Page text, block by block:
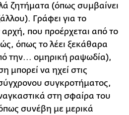
ζητήματα (όπως συμβαίνει
Γράφει για το
που προέρχεται από το
όπως το λέει ξεκάθαρα
την... ομηρική ραψωδία),
μπορεί να ηχεί στις
συγκροτήματος,
στη σφαίρα του
συνέβη με μερικά